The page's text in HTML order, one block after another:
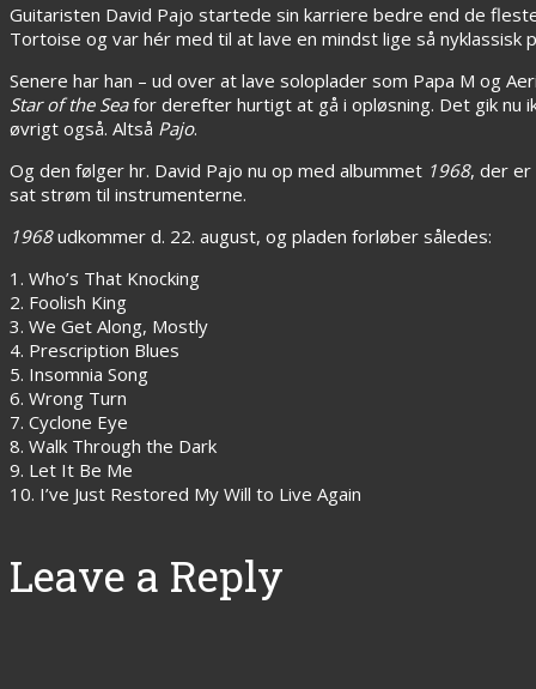
Guitaristen David Pajo startede sin karriere bedre end de
Tortoise og var hér med til at lave en mindst lige så nyklassisk
Senere har han – ud over at lave soloplader som Papa M og
Star of the Seafor derefter hurtigt at gå i opløsning. Det gik nu
øvrigt også. Altså Pajo.
Og den følger hr. David Pajo nu op med albummet 1968, der er
sat strøm til instrumenterne.
1968udkommer d. 22. august, og pladen forløber således:
1. Who’s That Knocking
2. Foolish King
3. We Get Along, Mostly
4. Prescription Blues
5. Insomnia Song
6. Wrong Turn
7. Cyclone Eye
8. Walk Through the Dark
9. Let It Be Me
10. I’ve Just Restored My Will to Live Again
Leave a Reply